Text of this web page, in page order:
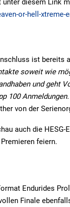
or-hell-xtreme-
ist bereits
soweit wie
und geht
100
von der
auch die
feiern.
Endurides
Finale